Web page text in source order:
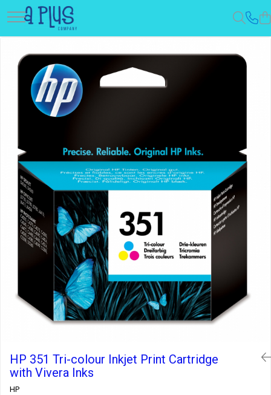
HP 351 Tri-colour Inkjet Print Cartridge
with Vivera Inks
HP